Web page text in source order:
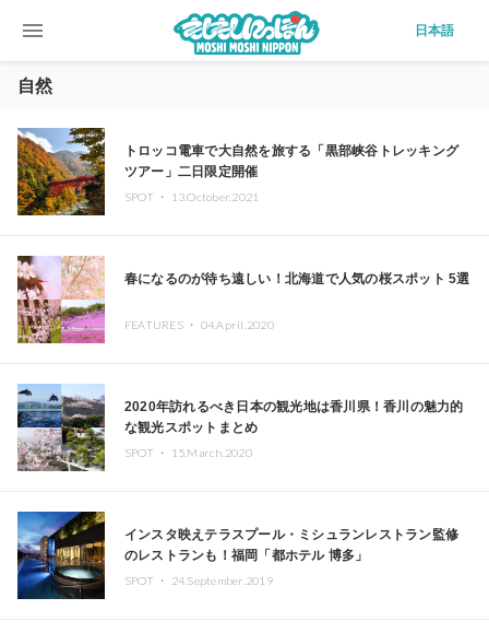
menu 日本語
自然
トロッコ電車で大自然を旅する「黒部峡谷トレッキング
ツアー」二日限定開催
SPOT ・ 13.October.2021
春になるのが待ち遠しい！北海道で人気の桜スポット 5選
FEATURES ・ 04.April.2020
2020年訪れるべき日本の観光地は香川県！香川の魅力的
な観光スポットまとめ
SPOT ・ 15.March.2020
インスタ映えテラスプール・ミシュランレストラン監修
のレストランも！福岡「都ホテル 博多」
SPOT ・ 24.September.2019